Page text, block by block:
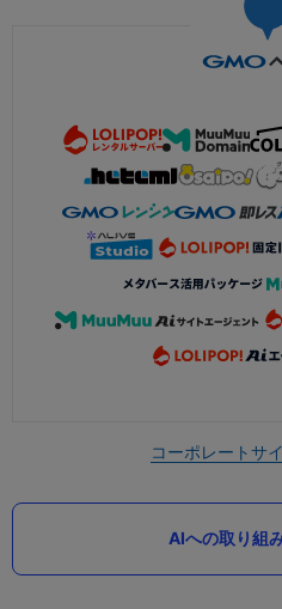
コーポレートサ
AIへの取り組